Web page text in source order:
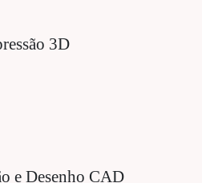
3D
e Desenho CAD